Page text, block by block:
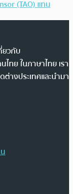
(TAO) แทน
ยวกับ
ทย ในภาษาไทย เรา
างประเทศและนำมา